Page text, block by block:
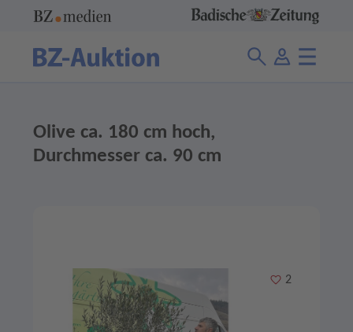
Olive ca. 180 cm hoch,
Durchmesser ca. 90 cm
Merken
2